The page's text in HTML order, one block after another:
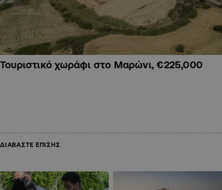
Τουριστικό χωράφι στο Μαρώνι, €225,000
ΔΙΑΒΑΣΤΕ ΕΠΙΣΗΣ